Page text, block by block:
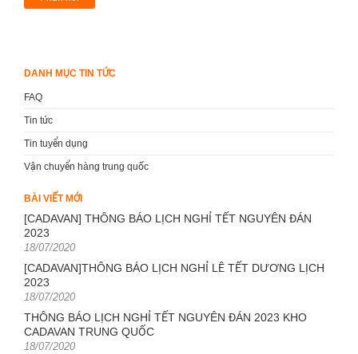
DANH MỤC TIN TỨC
FAQ
Tin tức
Tin tuyển dụng
Vận chuyển hàng trung quốc
BÀI VIẾT MỚI
[CADAVAN] THÔNG BÁO LỊCH NGHỈ TẾT NGUYÊN ĐÁN
2023
Posted
18/07/2020
[CADAVAN]THÔNG BÁO LỊCH NGHỈ LỄ TẾT DƯƠNG LỊCH
2023
Posted
18/07/2020
THÔNG BÁO LỊCH NGHỈ TẾT NGUYÊN ĐÁN 2023 KHO
CADAVAN TRUNG QUỐC
Posted
18/07/2020